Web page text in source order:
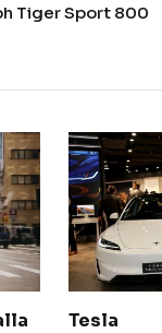
Tiger Sport 800
Tesla